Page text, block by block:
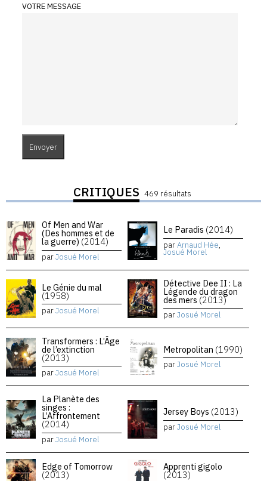
VOTRE MESSAGE
CRITIQUES 469 résultats
Of Men and War
(Des hommes et de
la guerre) (2014)
parJosué Morel
Le Paradis (2014)
parArnaud Hée,
Josué Morel
Le Génie du mal
(1958)
parJosué Morel
Détective Dee II : La
Légende du dragon
des mers (2013)
parJosué Morel
Transformers : L’Âge
de l’extinction
(2013)
parJosué Morel
Metropolitan (1990)
parJosué Morel
La Planète des
singes :
L’Affrontement
(2014)
parJosué Morel
Jersey Boys (2013)
parJosué Morel
Edge of Tomorrow
(2013)
Apprenti gigolo
(2013)